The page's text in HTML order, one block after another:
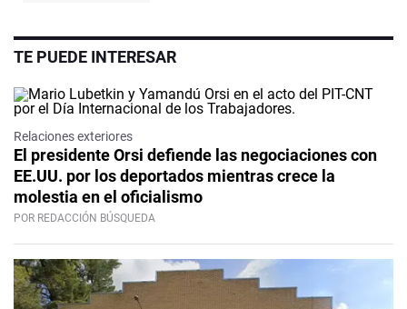
TE PUEDE INTERESAR
Relaciones exteriores
El presidente Orsi defiende las negociaciones con
EE.UU. por los deportados mientras crece la
molestia en el oficialismo
POR REDACCIÓN BÚSQUEDA